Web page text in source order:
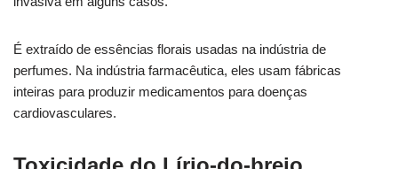
É extraído de essências florais usadas na indústria de
perfumes. Na indústria farmacêutica, eles usam fábricas
inteiras para produzir medicamentos para doenças
cardiovasculares.